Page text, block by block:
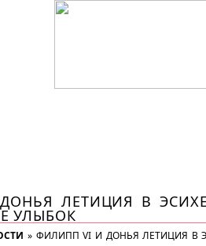
ЛЕТИЦИЯ В
УЛЫБОК
» ФИЛИПП VI И ДОНЬЯ ЛЕТИЦИЯ В